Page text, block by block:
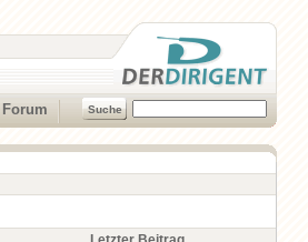
Forum